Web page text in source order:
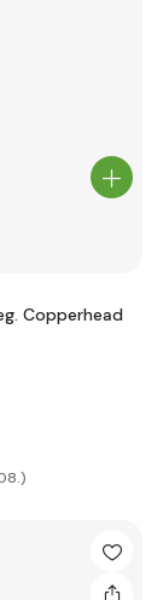
Copperhead